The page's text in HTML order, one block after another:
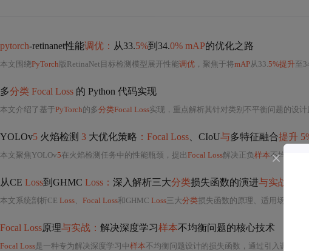
pytorch-retinanet性能调优： 从33.5%到34.0% mAP的优化之路
本文围绕PyTorch 版RetinaNet目标检测模型展开性能调优 ，聚焦于将mAP从33.5%提升至
多分类 Focal Loss 的 Python 代码实现
本文介绍了基于PyTorch的多分类Focal Loss实现，重点解析其针对类别不平衡问题的设
YOLOv5 火焰检测 3 大优化策略 ：Focal Loss 、CIoU与多特征融合提升
本文聚焦YOLOv5在火焰检测任务中的性能瓶颈，提出Focal Loss解决正负样本不均衡、
从CE Loss到GHMC Loss： 深入解析三大分类损失函数的演进与实战
本文系统剖析CE Loss、 Focal Loss和GHMC Loss三大分类损失函数的原理、适用场景及
Focal Loss原理与实战： 解决深度学习样本不均衡问题的核心技术
Focal Loss是一种专为解决深度学习中样本不均衡问题设计的损失函数，通过引入调制因